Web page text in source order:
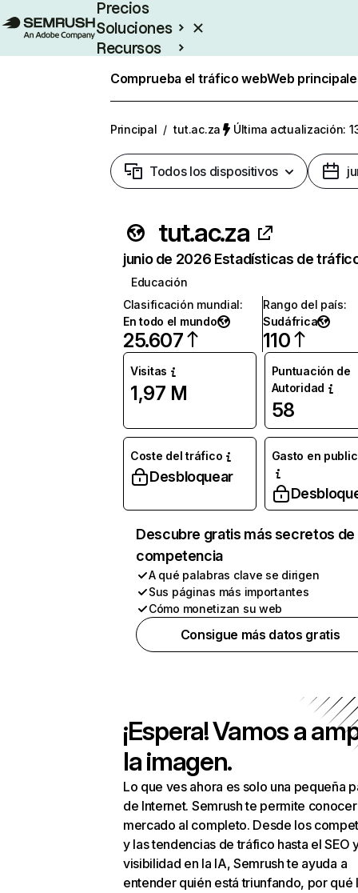
Precios
Soluciones
Recursos
Comprueba el tráfico webWeb
Principal / tut.ac.za Última actualización:
Todos los dispositivos
tut.ac.za
junio de 2026 Estadísticas de
Educación
Clasificación mundial:
En todo el mundo
25.607
Rango del país:
Sudáfrica
110
Visitas
1,97 M
Puntuación de
Autoridad
58
Coste del tráfico
Desbloquear
Gasto en
Descubre gratis más secretos de
competencia
A qué palabras clave se dirigen
Sus páginas más importantes
Cómo monetizan su web
Consigue más datos gratis
¡Espera! Vamos a
la imagen.
Lo que ves ahora es solo una pequeña
de Internet. Semrush te permite
mercado al completo. Desde los
y las tendencias de tráfico hasta el SEO
visibilidad en la IA, Semrush te ayuda a
entender quién está triunfando, por qué